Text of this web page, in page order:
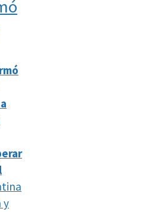
y